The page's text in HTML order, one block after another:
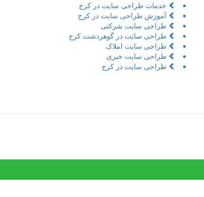
خدمات طراحی سایت در کرج
آموزش طراحی سایت در کرج
طراحی سایت شرکتی
طراحی سایت در گوهردشت کرج
طراحی سایت املاک
طراحی سایت خبری
طراحی سایت در کرج